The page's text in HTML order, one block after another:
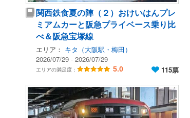
関西鉄食夏の陣（２）おけいはんプレ
ミアムカーと阪急プライベース乗り比
べ＆阪急宝塚線
エリア： キタ（大阪駅・梅田）
2026/07/29 - 2026/07/29
エリアの満足度： 5.0 115票